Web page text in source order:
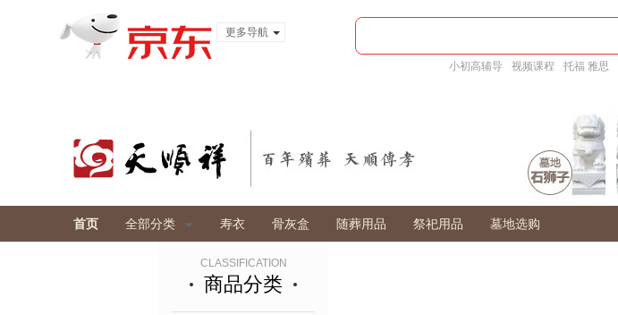
更多导航
小初高辅导 视频课程 托福 雅思
首页 全部分类 寿衣 骨灰盒 随葬用品 祭祀用品 墓地选购
CLASSIFICATION
商品分类